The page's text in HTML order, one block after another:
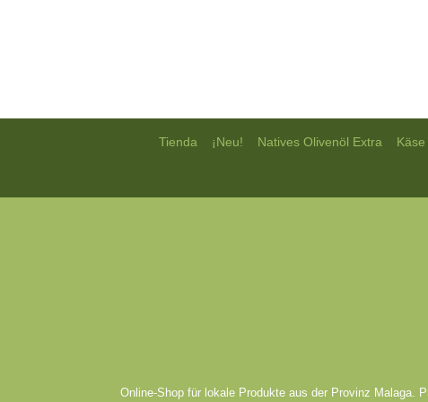
Tienda ¡Neu! Natives Olivenöl Extra Käse
Online-Shop für lokale Produkte aus der Provinz Malaga.